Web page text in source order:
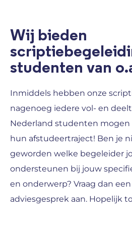
Wij bieden
studenten van
Inmiddels hebben onze
nagenoeg iedere vol- en
Nederland studenten
hun afstudeertraject! Ben je
geworden welke begeleider
ondersteunen bij jouw
en onderwerp? Vraag dan
adviesgesprek aan. Hopelijk